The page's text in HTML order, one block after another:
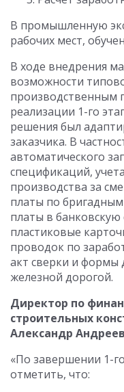
В промышленную
рабочих мест,
В ходе внедрения
возможности
производственным
реализации 1-го
решения был
заказчика. В
автоматического
спецификаций,
производства за
платы по
платы в банковскую
пластиковые
проводок по
акт сверки и формы
железной дорогой.
Директор по
строительных
Александр
«По завершении 1-
отметить, что: